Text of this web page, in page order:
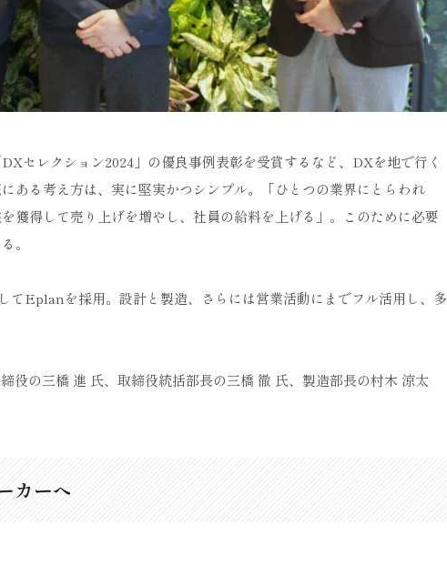
セレクション2024」の優良事例表彰を受賞するなど、DXを地で行く
ある考え方は、実に堅実かつシンプル。「ひとつの業界にとらわれ
獲得して売り上げを増やし、社員の給料を上げる」。このために必要
。
てEplanを採用。設計と製造、さらには営業活動にまでフル活用し、多
の三橋 進 氏、取締役統括部長の三橋 徹 氏、製造部長の村木 涼太
カーへ